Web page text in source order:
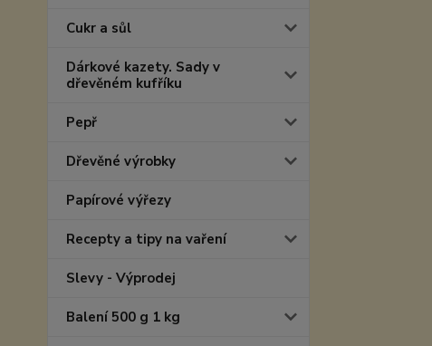
Cukr a sůl
Dárkové kazety. Sady v
dřevěném kufříku
Pepř
Dřevěné výrobky
Papírové výřezy
Recepty a tipy na vaření
Slevy - Výprodej
Balení 500 g 1 kg